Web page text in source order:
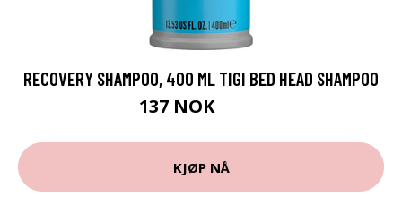
RECOVERY SHAMPOO, 400 ML TIGI BED HEAD SHAMPOO
137 NOK
KJØP NÅ